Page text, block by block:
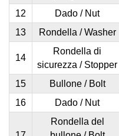
12 Dado / Nut
13
Rondella / Washer
14
Rondella di
sicurezza / Stopper
15 Bullone / Bolt
16
Dado / Nut
Rondella del